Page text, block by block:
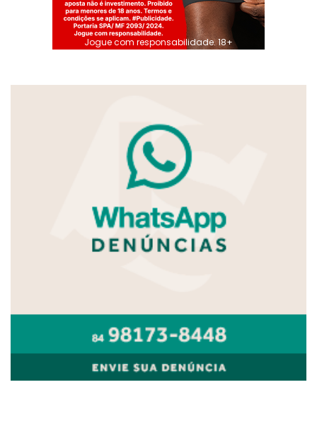
Jogue com responsabilidade. 18+